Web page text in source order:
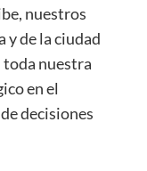
nuestros
y de la ciudad
nuestra
en el
decisiones